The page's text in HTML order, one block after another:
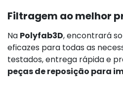
Filtragem ao melhor
Na Polyfab3D, encontrará
eficazes para todas as
testados, entrega rápida e
peças de reposição para